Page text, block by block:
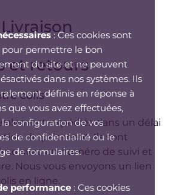
: Ces cookies sont
pour permettre le bon
du site et ne peuvent
dans nos systèmes. Ils
définis en réponse à
que vous avez effectuées,
configuration de vos
de confidentialité ou le
de formulaires.
performance : Ces cookies
Livraison
et retours
colis
expédiés dans un délai
du paiement. Ils sont
avec un numéro de suivi et
Nous vous envoyons un lien
en ligne.